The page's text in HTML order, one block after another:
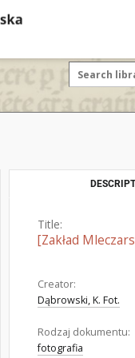
Title:
[Zakład
Creator:
Dąbrowski, K. Fot.
Rodzaj dokumentu:
fotografia